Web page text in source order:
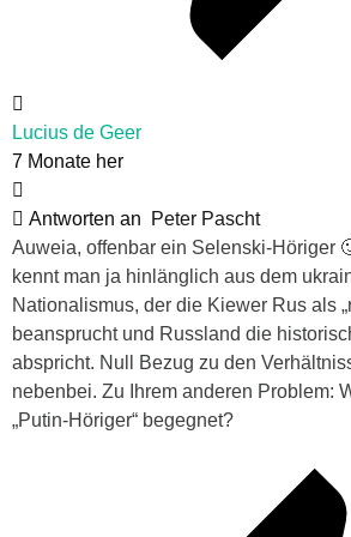
Lucius de Geer
7 Monate her
Antworten an
Peter Pascht
Auweia, offenbar ein Selenski-Höriger
kennt man ja hinlänglich aus dem
Nationalismus, der die Kiewer Rus als
beansprucht und Russland die
abspricht. Null Bezug zu den
nebenbei. Zu Ihrem anderen Problem:
„Putin-Höriger“ begegnet?